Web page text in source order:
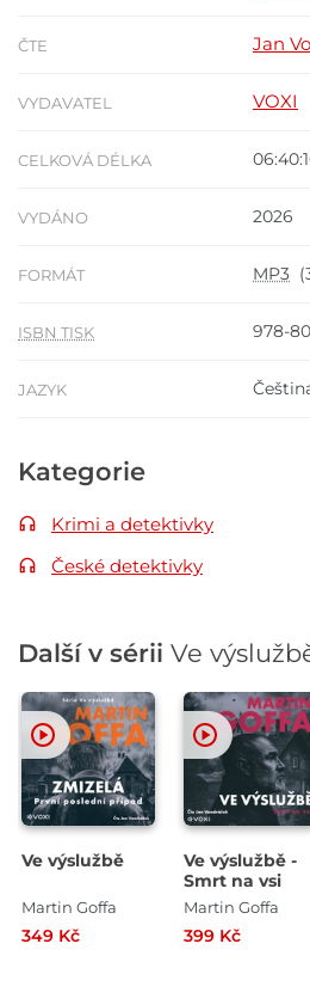
ČTE Jan
VYDAVATEL VOXI
CELKOVÁ DÉLKA
VYDÁNO 2026
FORMÁT MP3
ISBN TISK 978-
JAZYK
Kategorie
Krimi a detektivky
České detektivky
Další v sérii Ve
Ve výslužbě
Martin Goffa
349 Kč
Ve výslužbě -
Smrt na vsi
Martin Goffa
399 Kč